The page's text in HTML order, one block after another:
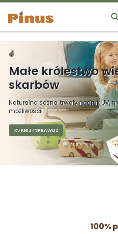
Małe królestwo
skarbów
Naturalna sosna, trwały nadruk UV,
możliwości!
KLIKNIJ I SPRAWDŹ
100%